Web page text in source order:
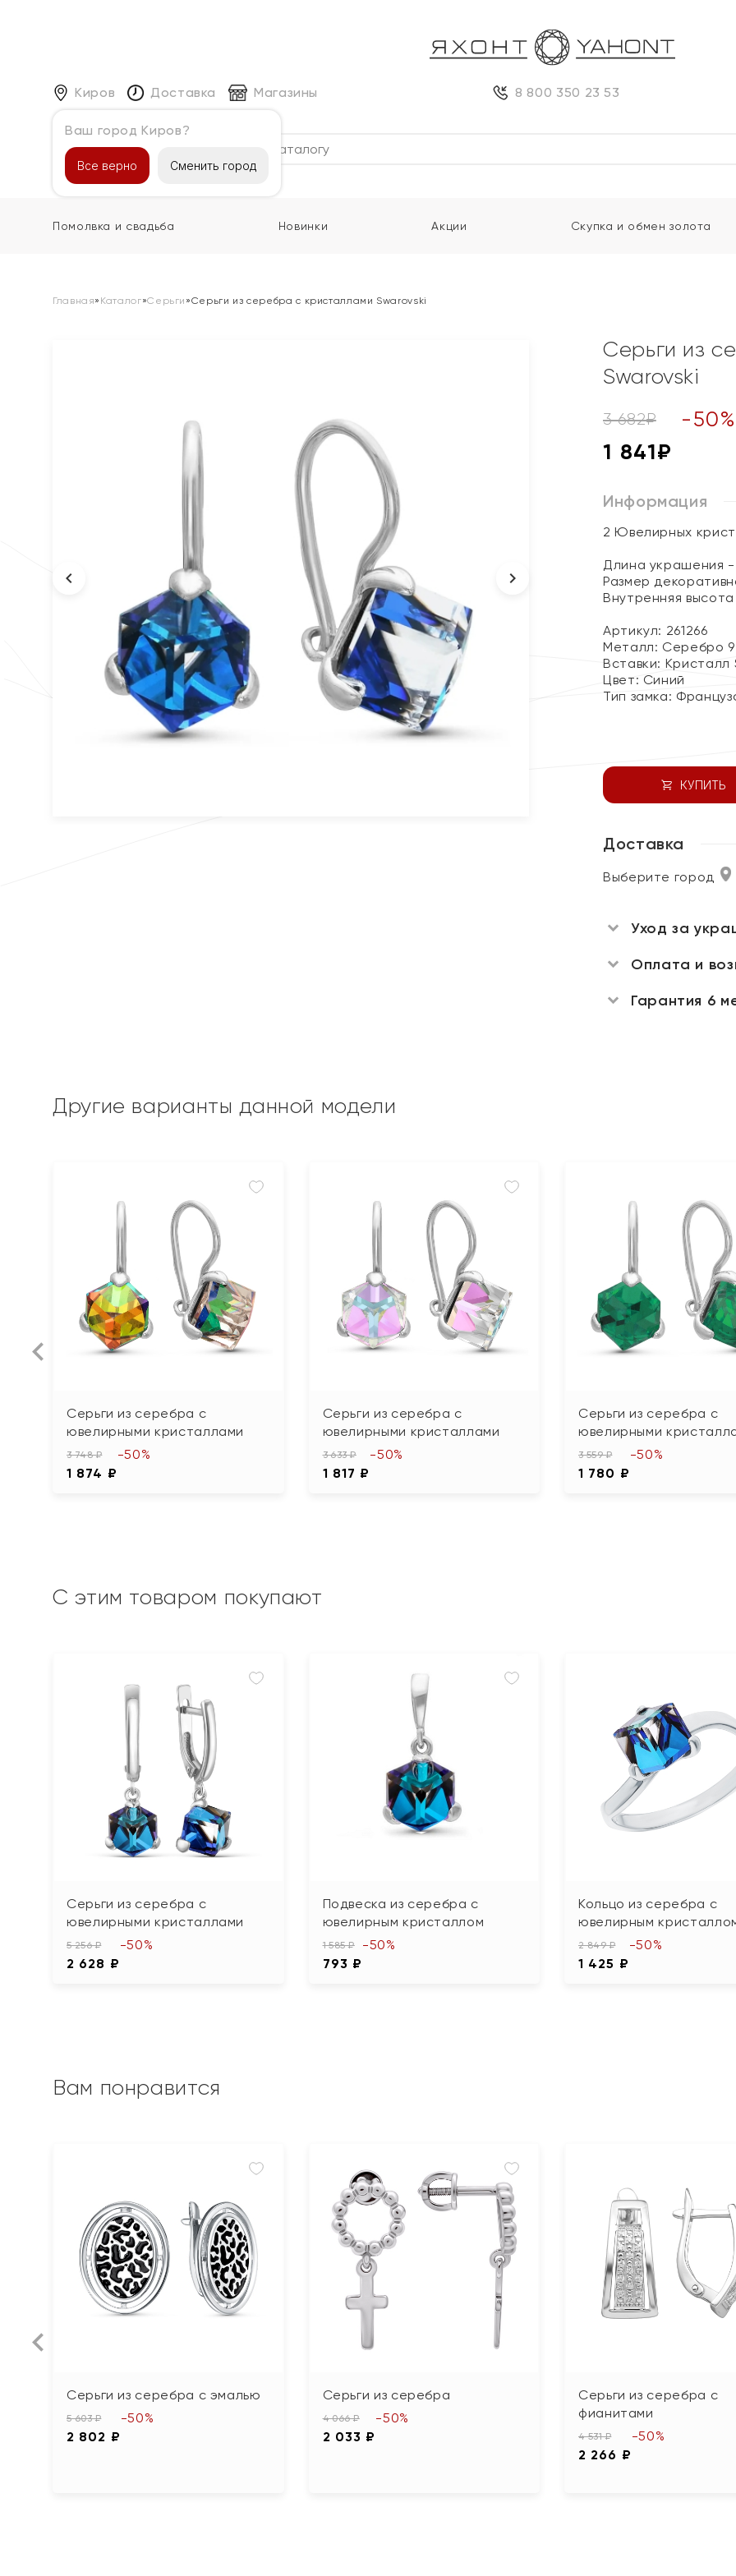
Киров
Ваш город Киров?
Все верно Сменить город
Доставка Магазины 8 800 350 23 53
Каталог
Помолвка и свадьба Новинки Акции Скупка и обмен золота
Главная» Каталог»Серьги »Серьги из серебра с кристаллами Swarovski
Серьги из
Swarovski
3 682₽ -50
1 841₽
Информация
2 Ювелирных
Длина украшения -
Размер
Внутренняя
Артикул: 261266
Металл: Серебро
Вставки: Кристалл
Цвет: Синий
Тип замка:
КУПИТЬ
Доставка
Выберите город
Уход за
Оплата и
Гарантия 6
Другие варианты данной модели
Серьги из серебра с
ювелирными кристаллами
3 748 ₽
1 874 ₽
-50%
Серьги из серебра с
ювелирными кристаллами
3 633 ₽
1 817 ₽
-50%
Серьги из серебра с
ювелирными
3 559 ₽
1 780 ₽
-50%
С этим товаром покупают
Серьги из серебра с
ювелирными кристаллами
5 256 ₽
2 628 ₽
-50%
Подвеска из серебра с
ювелирным кристаллом
1 585 ₽
793 ₽
-50%
Кольцо из серебра с
ювелирным
2 849 ₽
1 425 ₽
-50%
Вам понравится
Серьги из серебра с эмалью
5 603 ₽
2 802 ₽
-50%
Серьги из серебра
4 066 ₽
2 033 ₽
-50%
Серьги из серебра с
фианитами
4 531 ₽
2 266 ₽
-50%